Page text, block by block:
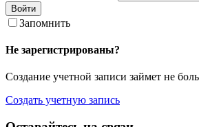
Войти
Запомнить
Не зарегистрированы?
Создание учетной записи займет не
Создать учетную запись